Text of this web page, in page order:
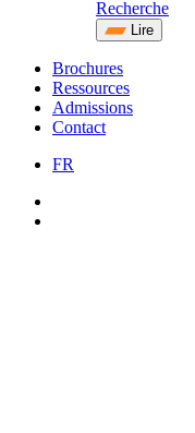
Recherche
Lire
Brochures
Ressources
Admissions
Contact
FR